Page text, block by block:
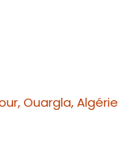
Ouargla, Algérie